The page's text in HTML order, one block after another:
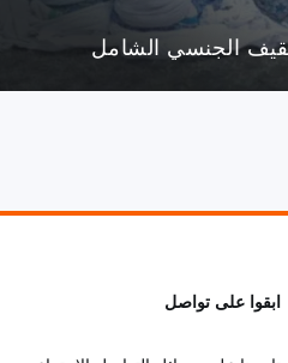
الجنسي الشامل
ابقوا على تواصل